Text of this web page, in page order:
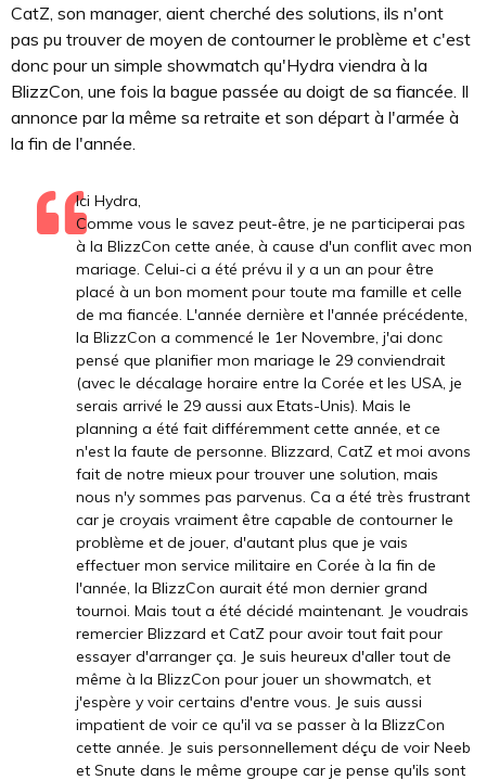
CatZ, son manager, aient cherché des solutions, ils n'ont
pas pu trouver de moyen de contourner le problème et c'est
donc pour un simple showmatch qu'Hydra viendra à la
BlizzCon, une fois la bague passée au doigt de sa fiancée. Il
annonce par la même sa retraite et son départ à l'armée à
la fin de l'année.
Ici Hydra,
Comme vous le savez peut-être, je ne participerai pas
à la BlizzCon cette anée, à cause d'un conflit avec mon
mariage. Celui-ci a été prévu il y a un an pour être
placé à un bon moment pour toute ma famille et celle
de ma fiancée. L'année dernière et l'année précédente,
la BlizzCon a commencé le 1er Novembre, j'ai donc
pensé que planifier mon mariage le 29 conviendrait
(avec le décalage horaire entre la Corée et les USA, je
serais arrivé le 29 aussi aux Etats-Unis). Mais le
planning a été fait différemment cette année, et ce
n'est la faute de personne. Blizzard, CatZ et moi avons
fait de notre mieux pour trouver une solution, mais
nous n'y sommes pas parvenus. Ca a été très frustrant
car je croyais vraiment être capable de contourner le
problème et de jouer, d'autant plus que je vais
effectuer mon service militaire en Corée à la fin de
l'année, la BlizzCon aurait été mon dernier grand
tournoi. Mais tout a été décidé maintenant. Je voudrais
remercier Blizzard et CatZ pour avoir tout fait pour
essayer d'arranger ça. Je suis heureux d'aller tout de
même à la BlizzCon pour jouer un showmatch, et
j'espère y voir certains d'entre vous. Je suis aussi
impatient de voir ce qu'il va se passer à la BlizzCon
cette année. Je suis personnellement déçu de voir Neeb
et Snute dans le même groupe car je pense qu'ils sont